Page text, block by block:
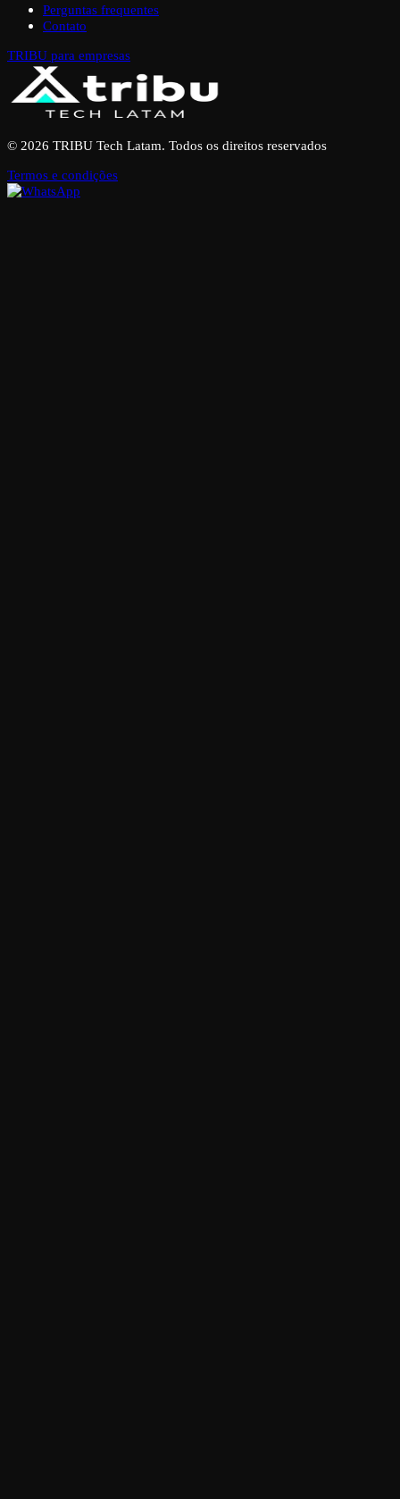
Perguntas frequentes
Contato
TRIBU para empresas
© 2026 TRIBU Tech Latam. Todos os direitos reservados
Termos e condições